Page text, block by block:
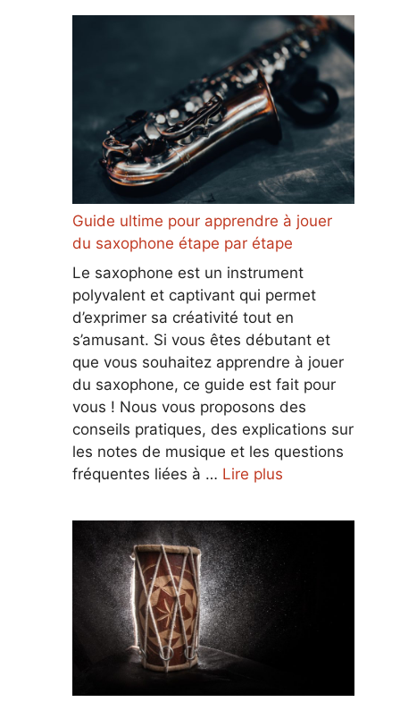
Guide ultime pour apprendre à jouer
du saxophone étape par étape
Le saxophone est un instrument
polyvalent et captivant qui permet
d’exprimer sa créativité tout en
s’amusant. Si vous êtes débutant et
que vous souhaitez apprendre à jouer
du saxophone, ce guide est fait pour
vous ! Nous vous proposons des
conseils pratiques, des explications sur
les notes de musique et les questions
fréquentes liées à … Lire plus